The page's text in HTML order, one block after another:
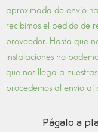
aproximada de envío
recibimos el pedido de
proveedor. Hasta que
instalaciones no
que nos llega a
procedemos al envío al
Págalo a
AI
Rear
Wheel
cantidad